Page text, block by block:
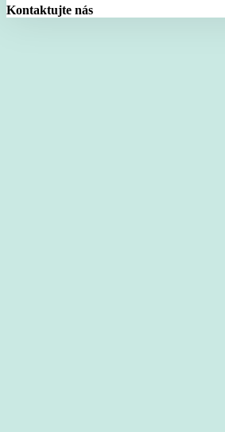
Kontaktujte nás